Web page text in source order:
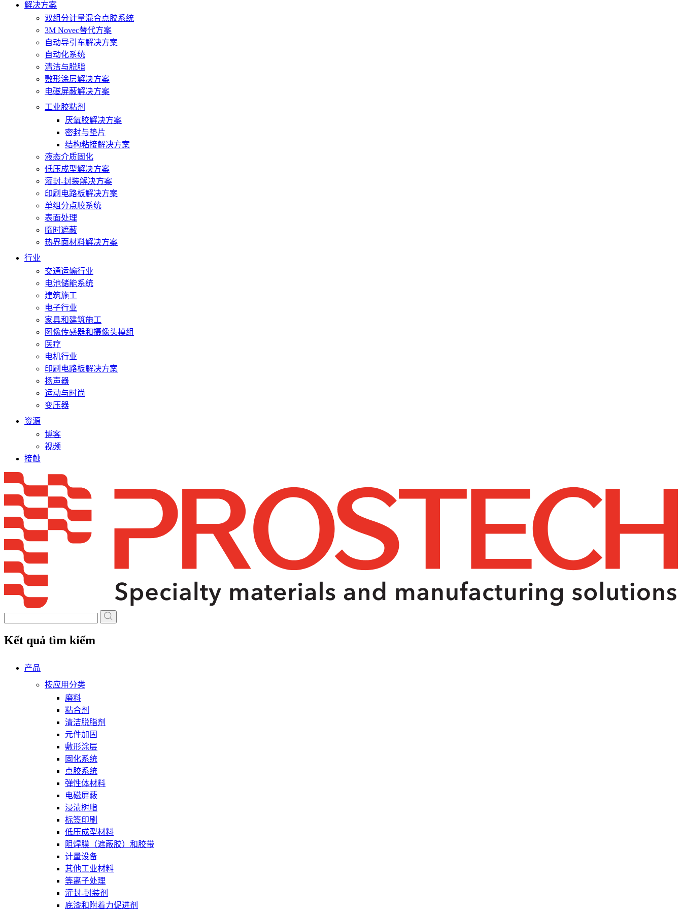
解决方案
双组分计量混合点胶系统
3M Novec替代方案
自动导引车解决方案
自动化系统
清洁与脱脂
敷形涂层解决方案
电磁屏蔽解决方案
工业胶粘剂
厌氧胶解决方案
密封与垫片
结构粘接解决方案
液态介质固化
低压成型解决方案
灌封-封装解决方案
印刷电路板解决方案
单组分点胶系统
表面处理
临时遮蔽
热界面材料解决方案
行业
交通运输行业
电池储能系统
建筑施工
电子行业
家具和建筑施工
图像传感器和摄像头模组
医疗
电机行业
印刷电路板解决方案
扬声器
运动与时尚
变压器
资源
博客
视频
接触
to
content
Kết quả tìm kiếm
产品
按应用分类
磨料
粘合剂
清洁脱脂剂
元件加固
敷形涂层
固化系统
点胶系统
弹性体材料
电磁屏蔽
浸渍树脂
标签印刷
低压成型材料
阻焊膜（遮蔽胶）和胶带
计量设备
其他工业材料
等离子处理
灌封-封装剂
底漆和附着力促进剂